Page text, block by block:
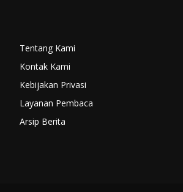
Tentang Kami
Kontak Kami
Kebijakan Privasi
Layanan Pembaca
Arsip Berita